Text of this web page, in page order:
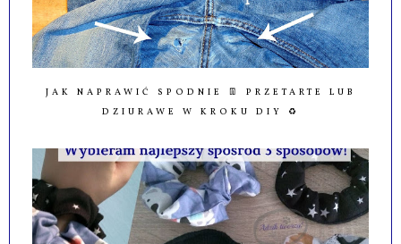
JAK NAPRAWIĆ SPODNIE 👖 PRZETARTE LUB
DZIURAWE W KROKU DIY ♻️